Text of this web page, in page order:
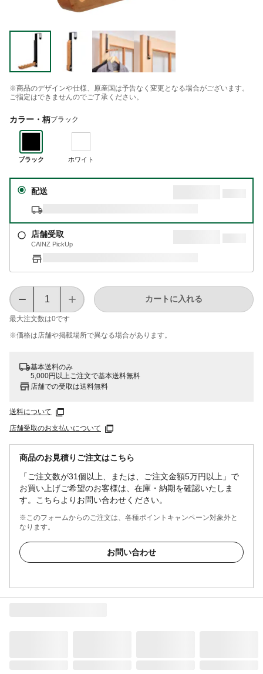
※商品のデザインや仕様、原産国は予告なく変更となる場合がございます。
ご指定はできませんのでご了承ください。
カラー・柄ブラック
ブラック ホワイト
配送
店舗受取
CAINZ PickUp
最大注文数は0です
カートに入れる
※価格は​店舗や​掲載場所で​異なる​場合が​あります。
基本送料のみ
5,000円以上ご注文で基本送料無料
店舗での受取は送料無料
送料について
店舗受取のお支払いについて
商品のお見積りご注文はこちら
「ご注文数が31個以上、または、ご注文金額5万円以上」で
お買い上げご希望のお客様は、在庫・納期を確認いたしま
す。こちらよりお問い合わせください。
※このフォームからのご注文は、各種ポイントキャンペーン対象外と
なります。
お問い合わせ